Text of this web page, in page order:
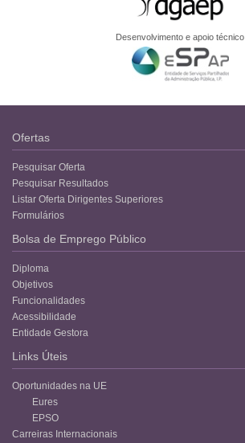
Desenvolvimento e apoio técnico
Ofertas
Pesquisar Oferta
Pesquisar Resultados
Listar Oferta Dirigentes Superiores
Formulários
Bolsa de Emprego Público
Diploma
Objetivos
Funcionalidades
Acessibilidade
Entidade Gestora
Links Úteis
Oportunidades na UE
Eures
EPSO
Carreiras Internacionais